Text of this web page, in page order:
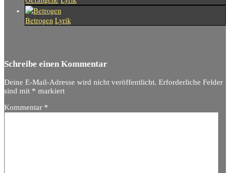
Betrogen Lyrik
Schreibe einen Kommentar
Deine E-Mail-Adresse wird nicht veröffentlicht. Erforderliche Felder
sind mit * markiert
Kommentar *